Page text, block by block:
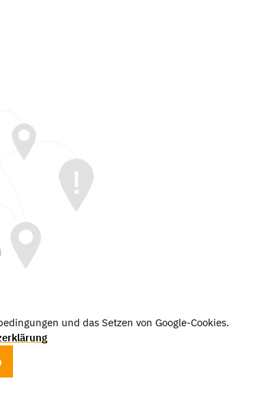
und das Setzen von Google-Cookies.